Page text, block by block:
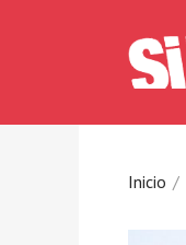
Inicio